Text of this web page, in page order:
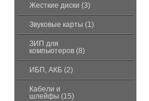
Жесткие диски (3)
Звуковые карты (1)
ЗИП для
компьютеров (8)
ИБП, АКБ (2)
Кабели и
шлейфы (15)